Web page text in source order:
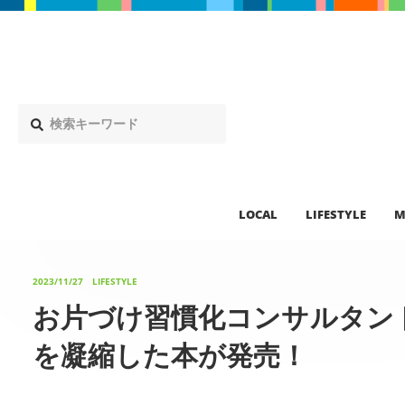
LOCAL LIFESTYLE
2023/11/27 LIFESTYLE
お片づけ習慣化コンサルタ
を凝縮した本が発売！